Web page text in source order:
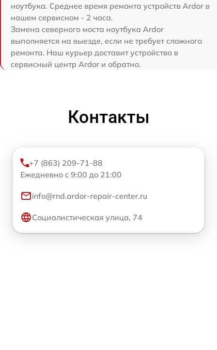
ноутбука. Среднее время ремонта устройств Ardor в
нашем сервисном - 2 часа.
Замена северного моста ноутбука Ardor
выполняется на выезде, если не требует сложного
ремонта. Наш курьер доставит устройство в
сервисный центр Ardor и обратно.
Контакты
+7 (863) 209-71-88
Ежедневно с 9:00 до 21:00
info@rnd.ardor-repair-center.ru
Социалистическая улица, 74